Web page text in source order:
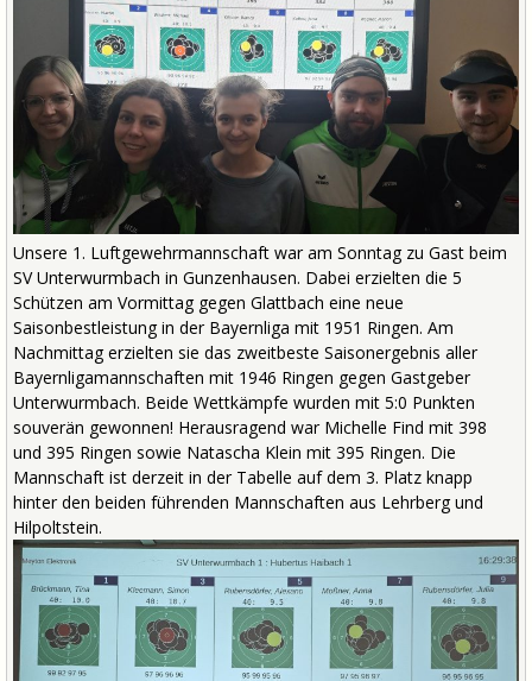
Unsere 1. Luftgewehrmannschaft war am Sonntag zu Gast beim
SV Unterwurmbach in Gunzenhausen. Dabei erzielten die 5
Schützen am Vormittag gegen Glattbach eine neue
Saisonbestleistung in der Bayernliga mit 1951 Ringen. Am
Nachmittag erzielten sie das zweitbeste Saisonergebnis aller
Bayernligamannschaften mit 1946 Ringen gegen Gastgeber
Unterwurmbach. Beide Wettkämpfe wurden mit 5:0 Punkten
souverän gewonnen! Herausragend war Michelle Find mit 398
und 395 Ringen sowie Natascha Klein mit 395 Ringen. Die
Mannschaft ist derzeit in der Tabelle auf dem 3. Platz knapp
hinter den beiden führenden Mannschaften aus Lehrberg und
Hilpoltstein.